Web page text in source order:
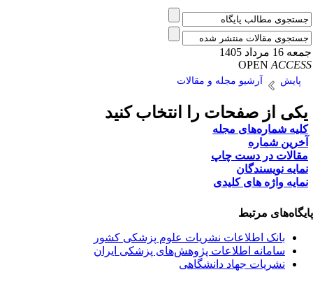
مرداد 1405
OPEN
پایش آرشیو مجله و مقالات
از صفحات را انتخاب کنید
شماره‌های مجله
شماره
در دست چاپ
نویسندگان
واژه های کلیدی
مرتبط
بانک اطلاعات نشریات علوم پزشکی کشور
سامانه اطلاعات پژوهش‌های پزشکی ایران
نشریات جهاد دانشگاهی